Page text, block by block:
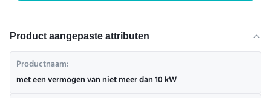
Product aangepaste attributen
Productnaam:
met een vermogen van niet meer dan 10 kW